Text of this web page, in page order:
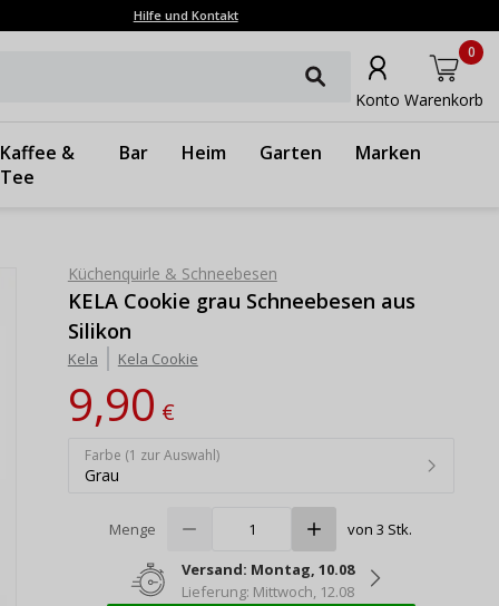
Hilfe und Kontakt
Konto Warenkorb
0
Kaffee &
Tee
Bar Heim Garten Marken
Küchenquirle & Schneebesen
KELA Cookie grau Schneebesen aus
Silikon
Kela Kela Cookie
9,90€
Farbe (1 zur Auswahl)
Grau
Menge von 3 Stk.
Versand: Montag, 10.08
Lieferung: Mittwoch, 12.08